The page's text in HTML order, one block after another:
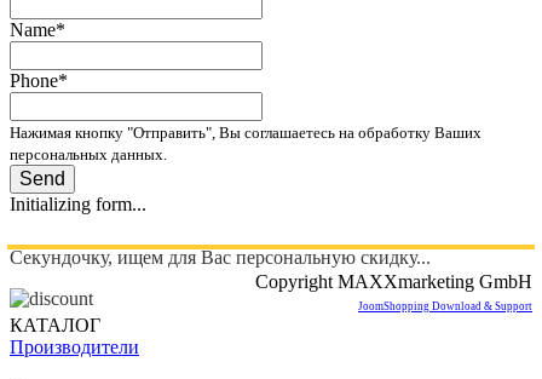
Name*
Phone*
Нажимая кнопку "Отправить", Вы соглашаетесь на обработку Ваших
персональных данных.
Send
Initializing form...
Секундочку, ищем для Вас персональную скидку...
Copyright MAXXmarketing GmbH
JoomShopping Download & Support
КАТАЛОГ
Производители